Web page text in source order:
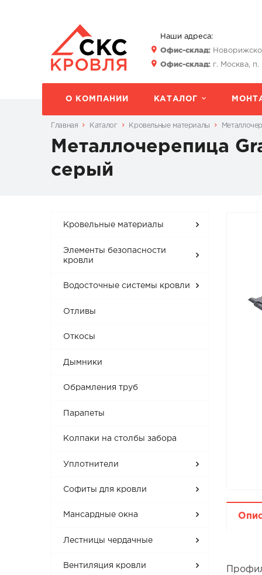
Наши адреса:
Офис-склад:
Офис-склад:г. Москва, п.
О КОМПАНИИ КАТАЛОГ
Главная Каталог Кровельные материалы
Металлочерепица
серый
Кровельные материалы
Элементы безопасности
кровли
Водосточные системы кровли
Отливы
Откосы
Дымники
Обрамления труб
Парапеты
Колпаки на столбы забора
Уплотнители
Софиты для кровли
Мансардные окна
Лестницы чердачные
Вентиляция кровли